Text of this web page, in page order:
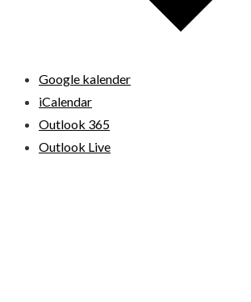
Google kalender
iCalendar
Outlook 365
Outlook Live